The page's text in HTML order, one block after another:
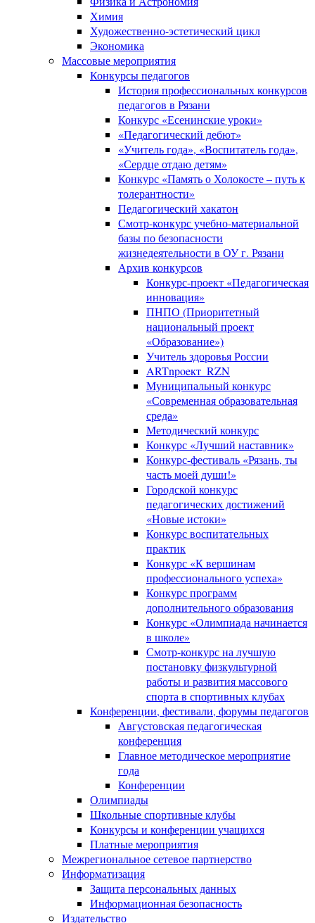
Химия
Художественно-эстетический цикл
Экономика
Массовые мероприятия
Конкурсы педагогов
История профессиональных конкурсов
педагогов в Рязани
Конкурс «Есенинские уроки»
«Педагогический дебют»
«Учитель года», «Воспитатель года»,
«Сердце отдаю детям»
Конкурс «Память о Холокосте – путь к
толерантности»
Педагогический хакатон
Смотр-конкурс учебно-материальной
базы по безопасности
жизнедеятельности в ОУ г. Рязани
Архив конкурсов
Конкурс-проект «Педагогическая
инновация»
ПНПО (Приоритетный
национальный проект
«Образование»)
Учитель здоровья России
ARTnpoeкт_RZN
Муниципальный конкурс
«Современная образовательная
среда»
Методический конкурс
Конкурс «Лучший наставник»
Конкурс-фестиваль «Рязань, ты
часть моей души!»
Городской конкурс
педагогических достижений
«Новые истоки»
Конкурс воспитательных
практик
Конкурс «К вершинам
профессионального успеха»
Конкурс программ
дополнительного образования
Конкурс «Олимпиада начинается
в школе»
Смотр-конкурс на лучшую
постановку физкультурной
работы и развития массового
спорта в спортивных клубах
Конференции, фестивали, форумы педагогов
Августовская педагогическая
конференция
Главное методическое мероприятие
года
Конференции
Олимпиады
Школьные спортивные клубы
Конкурсы и конференции учащихся
Платные мероприятия
Межрегиональное сетевое партнерство
Информатизация
Защита персональных данных
Информационная безопасность
Издательство